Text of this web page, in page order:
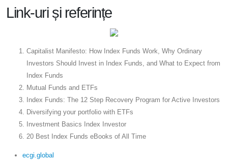
Link-uri și referințe
Capitalist Manifesto: How Index Funds Work, Why Ordinary
Investors Should Invest in Index Funds, and What to Expect from
Index Funds
Mutual Funds and ETFs
Index Funds: The 12 Step Recovery Program for Active Investors
Diversifying your portfolio with ETFs
Investment Basics Index Investor
20 Best Index Funds eBooks of All Time
ecgi.global